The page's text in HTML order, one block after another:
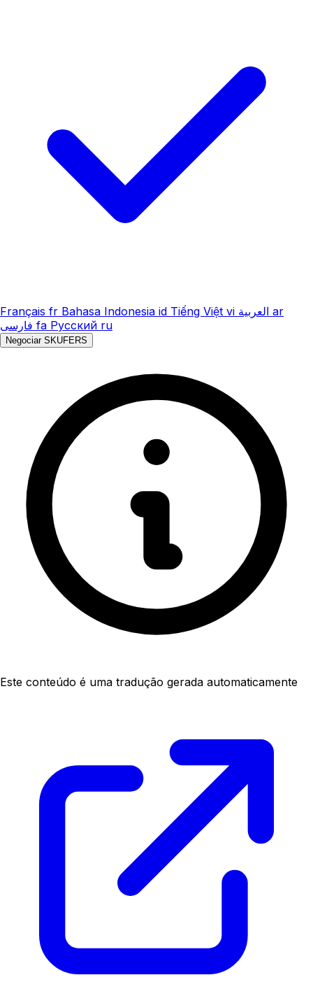
Français fr Bahasa Indonesia id Tiếng Việt vi العربية ar
فارسی fa Русский ru
Negociar SKUFERS
Este conteúdo é uma tradução gerada automaticamente